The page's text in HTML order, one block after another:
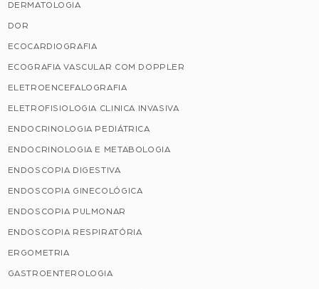
DERMATOLOGIA
DOR
ECOCARDIOGRAFIA
ECOGRAFIA VASCULAR COM DOPPLER
ELETROENCEFALOGRAFIA
ELETROFISIOLOGIA CLINICA INVASIVA
ENDOCRINOLOGIA PEDIÁTRICA
ENDOCRINOLOGIA E METABOLOGIA
ENDOSCOPIA DIGESTIVA
ENDOSCOPIA GINECOLÓGICA
ENDOSCOPIA PULMONAR
ENDOSCOPIA RESPIRATÓRIA
ERGOMETRIA
GASTROENTEROLOGIA